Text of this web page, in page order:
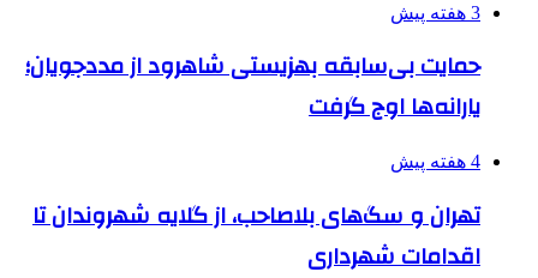
3 هفته پیش
حمایت بی‌سابقه بهزیستی شاهرود از مددجویان؛
یارانه‌ها اوج گرفت
4 هفته پیش
تهران و سگ‌های بلاصاحب، از گلایه شهروندان تا
اقدامات شهرداری